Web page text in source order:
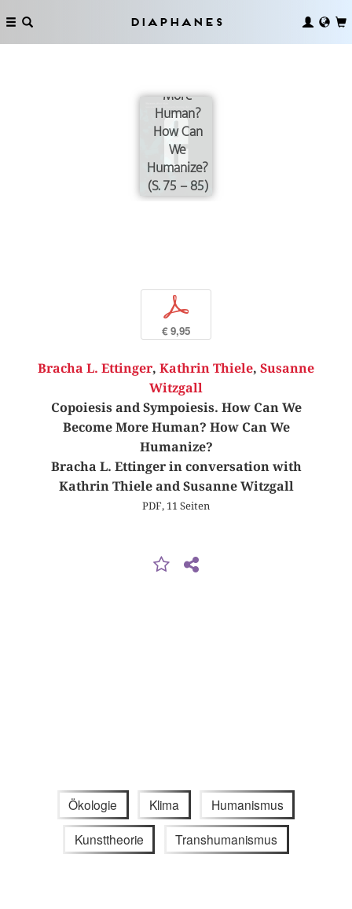
Diaphanes
and
Sympoiesis.
More
Human?
How Can
We
Humanize?
(S. 75 – 85)
p
€ 9,95
Bracha L. Ettinger, Kathrin Thiele, Susanne
Witzgall
Copoiesis and Sympoiesis. How Can We
Become More Human? How Can We
Humanize?
Bracha L. Ettinger in conversation with
Kathrin Thiele and Susanne Witzgall
PDF, 11 Seiten
Ökologie Klima Humanismus
Kunsttheorie Transhumanismus